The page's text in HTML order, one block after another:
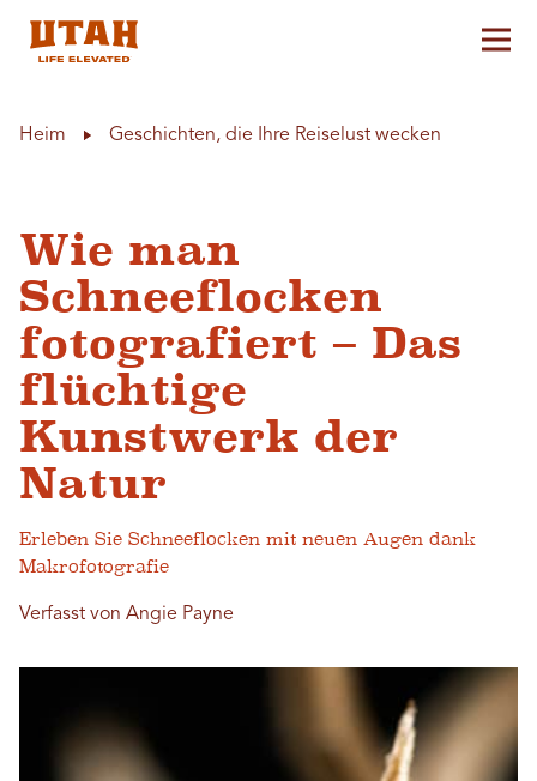
Heim Geschichten, die Ihre Reiselust wecken
Wie man
Schneeflocken
fotografiert – Das
flüchtige
Kunstwerk der
Natur
Erleben Sie Schneeflocken mit neuen Augen dank
Makrofotografie
Verfasst von Angie Payne